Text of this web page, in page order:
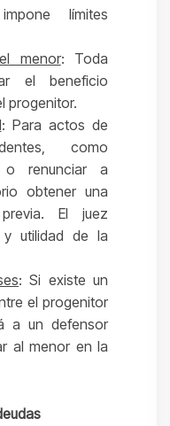
límites
menor: Toda
el beneficio
progenitor.
: Para actos de
como
o renunciar a
obtener una
El juez
y utilidad de la
: Si existe un
el progenitor
a un defensor
al menor en la